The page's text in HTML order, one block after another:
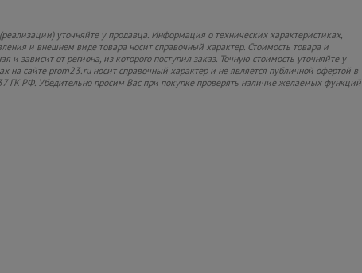
уточняйте у продавца. Информация о технических характеристиках,
и внешнем виде товара носит справочный характер. Стоимость товара и
и зависит от региона, из которого поступил заказ. Точную стоимость уточняйте у
на сайте prom23.ru носит справочный характер и не является публичной офертой в
ГК РФ. Убедительно просим Вас при покупке проверять наличие желаемых функций